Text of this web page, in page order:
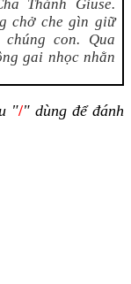
Thánh Giuse.
chở che gìn giữ
con. Qua
gai nhọc nhằn
"/" dùng để đánh